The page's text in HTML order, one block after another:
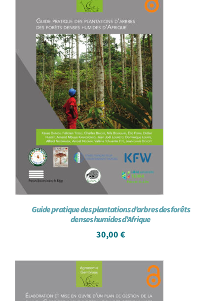
Panier WooCommerce
Guide pratique des plantations d’arbres des forêts
denses humides d’Afrique
30,00 €